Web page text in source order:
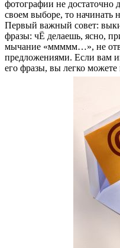
фотографии не достаточно
своем выборе, то начинать
Первый важный совет:
фразы: чЁ делаешь, ясно,
мычание «ммммм…», не
предложениями. Если вам
его фразы, вы легко